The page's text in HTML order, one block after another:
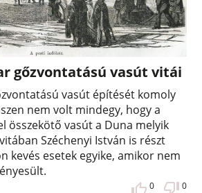
gőzvontatású vasút vitái
vasút építését komoly
nem volt mindegy, hogy a
összekötő vasút a Duna melyik
Széchenyi István is részt
kevés esetek egyike, amikor nem
0 0